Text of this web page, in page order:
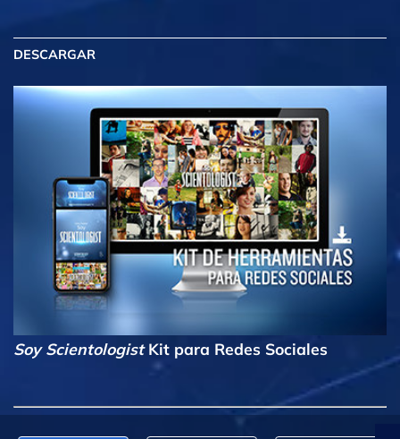
DESCARGAR
Soy ScientologistKit para Redes Sociales